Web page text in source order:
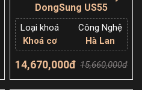
DongSung US55
Loại khoá
Khoá cơ
Công Nghệ
Hà Lan
14,670,000đ 15,660,000đ
Thêm giỏ hàng